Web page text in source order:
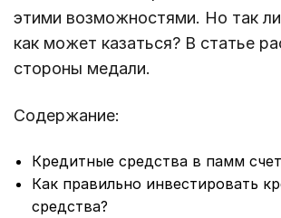
этими возможностями. Но так
как может казаться? В статье
стороны медали.
Содержание:
Кредитные средства в памм
Как правильно инвестировать
средства?